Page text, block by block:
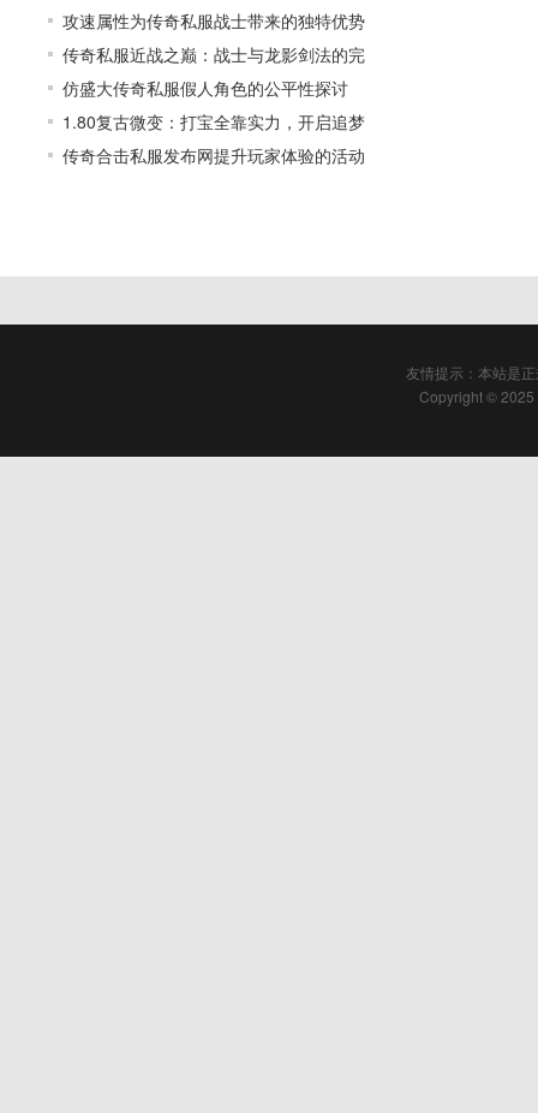
攻速属性为传奇私服战士带来的独特优势
传奇私服近战之巅：战士与龙影剑法的完
仿盛大传奇私服假人角色的公平性探讨
1.80复古微变：打宝全靠实力，开启追梦
传奇合击私服发布网提升玩家体验的活动
友情提示：本站是
Copyright © 2025